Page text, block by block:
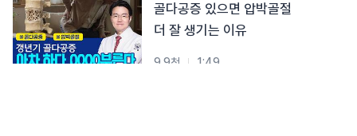
골다공증 있으면 압박골절
더 잘 생기는 이유
9.9천 1:49